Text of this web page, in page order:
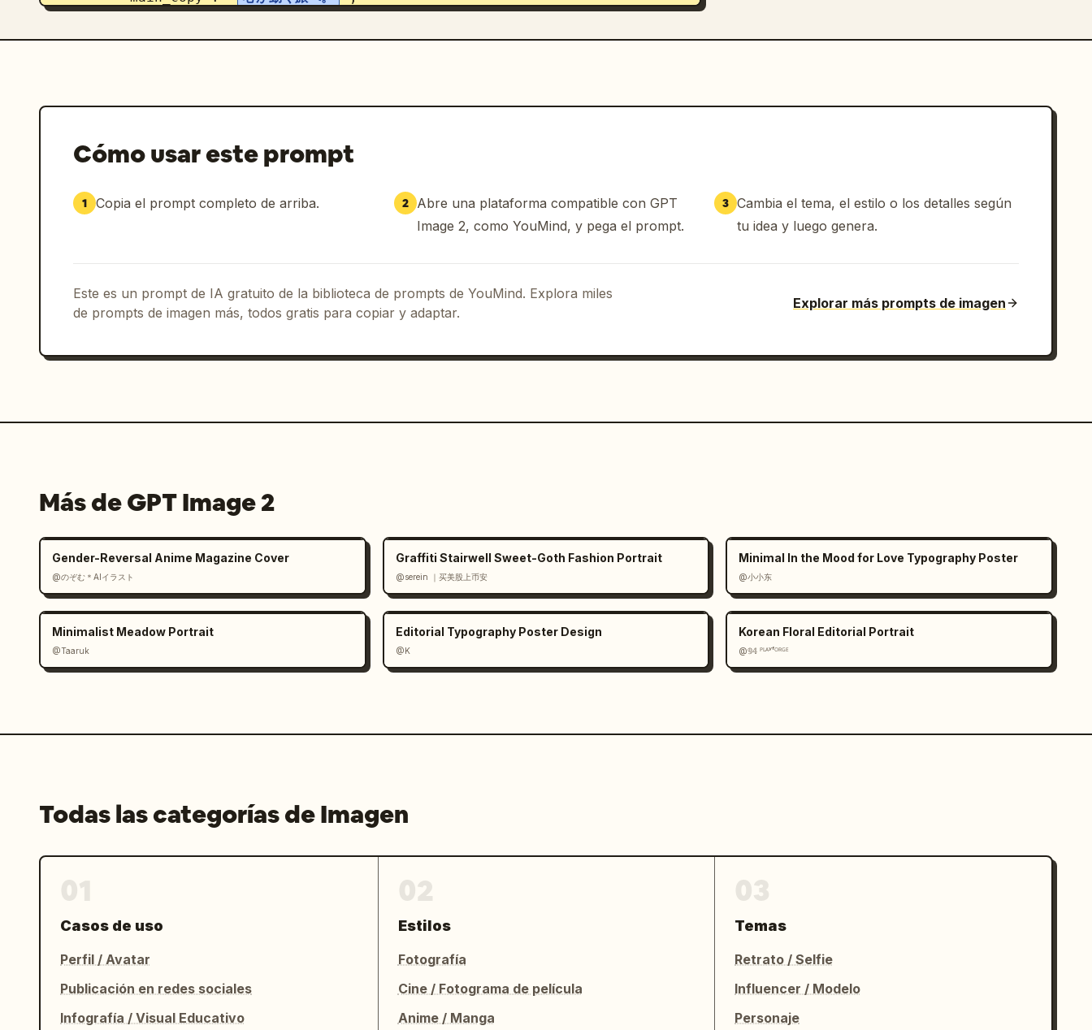
        "footer": "banner azul con '初夏のヨーロッパキャンペーン'"
      "visuals": "primer plano de un tazón de arroz blanco cubierto con copos
paquete de papel marrón de dashi",
      "text_elements": {
毎日のごはんを、もっと美味しく。 ",
      }
    },
      "text_elements": {
        "badge": "círculo azul con '1,000円分のポイントプレゼント！'",
        "footer": "banner azul con 4 iconos y texto descriptivo"
Cómo usar este prompt
1 Copia el prompt completo de arriba. 2 Abre una plataforma compatible con GPT
Image 2, como YouMind, y pega el prompt.
3 Cambia el tema, el estilo o los detalles según
tu idea y luego genera.
Este es un prompt de IA gratuito de la biblioteca de prompts de YouMind. Explora miles
de prompts de imagen más, todos gratis para copiar y adaptar.
Explorar más prompts de imagen
Más de GPT Image 2
Gender-Reversal Anime Magazine Cover
@のぞむ＊AIイラスト
Graffiti Stairwell Sweet-Goth Fashion Portrait
@serein ｜买美股上币安
Minimal In the Mood for Love Typography Poster
@小小东
Minimalist Meadow Portrait
@Taaruk
Editorial Typography Poster Design
@K
Korean Floral Editorial Portrait
@𝟡𝟜 ᴾᴸᴬʸᶠᴼᴿᴳᴱ
Todas las categorías de Imagen
Casos de uso
Perfil / Avatar
Publicación en redes sociales
Infografía / Visual Educativo
Estilos
Fotografía
Cine / Fotograma de película
Anime / Manga
Temas
Retrato / Selfie
Influencer / Modelo
Personaje